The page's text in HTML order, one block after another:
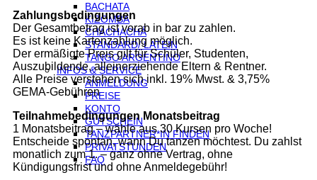
BACHATA
KIZOMBA
CHACHACHÁ
STANDARD/ LATEIN
TANGO ARGENTINO
INFOS & SERVICE
ANMELDUNG
PREISE
KONTO
GUTSCHEIN
TANZPARTNER*IN FINDEN
PRIVATSTUNDEN
FAQ
Zahlungsbedingungen
Der Gesamtbetrag ist vorab in bar zu zahlen.
Es ist keine Kartenzahlung möglich.
Der ermäßigte Preis gilt für Schüler, Studenten,
Auszubildende, alleinerziehende Eltern & Rentner.
Alle Preise verstehen sich inkl. 19% Mwst. & 3,75%
GEMA-Gebühren
Teilnahmebedingungen Monatsbeitrag
1 Monatsbeitrag – wähle aus 30 Kursen pro Woche!
Entscheide spontan, wann Du tanzen möchtest. Du zahlst
monatlich zum 1. – ganz ohne Vertrag, ohne
Kündigungsfrist und ohne Anmeldegebühr!